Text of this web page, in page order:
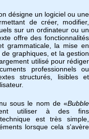
désigne un logiciel ou une
de créer, modifier,
sur un ordinateur ou un
offre des fonctionnalités
grammaticale, la mise en
graphiques, et la gestion
utilisé pour rédiger
professionnels ou
structurés, lisibles et
sous le nom de «Bubble
utiliser à des fins
est très simple,
lorsque cela s'avère